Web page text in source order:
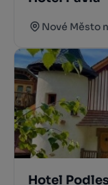
Nové Město
Hotel